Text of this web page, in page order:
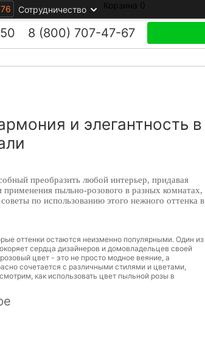
Сотрудничество Корзина 0
8 (800) 707-47-67
и элегантность в
преобразить любой интерьер, придавая
пыльно-розового в разных комнатах,
по использованию этого нежного оттенка в
оттенки остаются неизменно популярными. Один из
сердца дизайнеров и домовладельцев своей
цвет - это не просто модное веяние, а
сочетается с различными стилями и цветами,
как использовать цвет пыльной розы в